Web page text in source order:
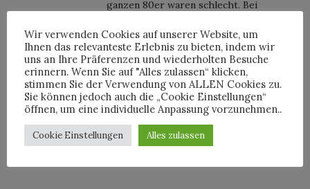
ganzen 80er waren schlecht. Bei
das Escada-Logo. Bei mir
werden hier starke Escada-
Flashbacks in Gang gesetzt.
Auch das weisse Täschchen
könnte das Escada-Logo locker
tragen. Oder?
Wir verwenden Cookies auf unserer Website, um
Ihnen das relevanteste Erlebnis zu bieten, indem wir
uns an Ihre Präferenzen und wiederholten Besuche
erinnern. Wenn Sie auf "Alles zulassen“ klicken,
stimmen Sie der Verwendung von ALLEN Cookies zu.
Sie können jedoch auch die „Cookie Einstellungen“
öffnen, um eine individuelle Anpassung vorzunehmen..
Cookie Einstellungen Alles zulassen